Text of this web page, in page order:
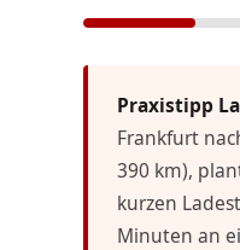
Praxistipp
Frankfurt
390 km),
kurzen
Minuten an